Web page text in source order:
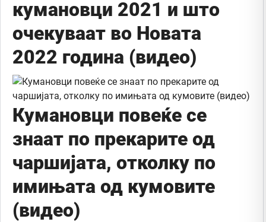
кумановци 2021 и што
очекуваат во Новата
2022 година (видео)
Кумановци повеќе се
знаат по прекарите од
чаршијата, отколку по
имињата од кумовите
(видео)